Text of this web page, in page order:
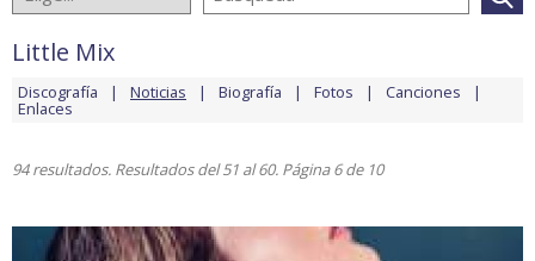
Little Mix
Discografía Noticias Biografía Fotos Canciones
Enlaces
94 resultados. Resultados del 51 al 60. Página 6 de 10